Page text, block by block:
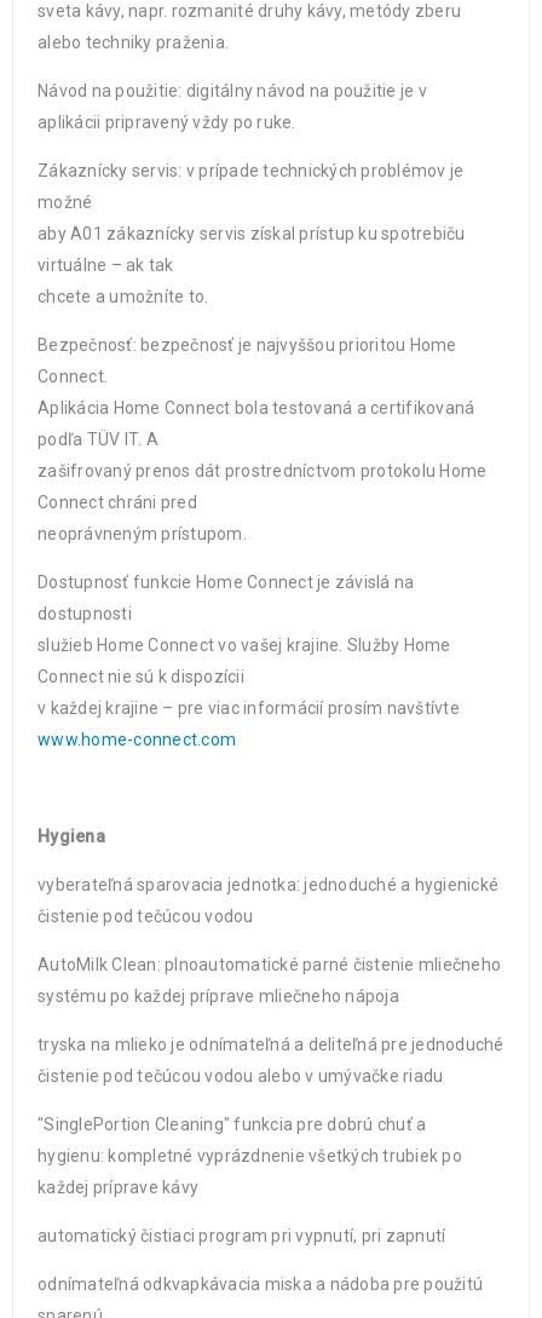
sveta kávy, napr. rozmanité druhy kávy, metódy zberu
alebo techniky praženia.
Návod na použitie: digitálny návod na použitie je v
aplikácii pripravený vždy po ruke.
Zákaznícky servis: v prípade technických problémov je
možné
aby A01 zákaznícky servis získal prístup ku spotrebiču
virtuálne – ak tak
chcete a umožníte to.
Bezpečnosť: bezpečnosť je najvyššou prioritou Home
Connect.
Aplikácia Home Connect bola testovaná a certifikovaná
podľa TÜV IT. A
zašifrovaný prenos dát prostredníctvom protokolu Home
Connect chráni pred
neoprávneným prístupom.
Dostupnosť funkcie Home Connect je závislá na
dostupnosti
služieb Home Connect vo vašej krajine. Služby Home
Connect nie sú k dispozícii
v každej krajine – pre viac informácií prosím navštívte
www.home-connect.com
Hygiena
vyberateľná sparovacia jednotka: jednoduché a hygienické
čistenie pod tečúcou vodou
AutoMilk Clean: plnoautomatické parné čistenie mliečneho
systému po každej príprave mliečneho nápoja
tryska na mlieko je odnímateľná a deliteľná pre jednoduché
čistenie pod tečúcou vodou alebo v umývačke riadu
"SinglePortion Cleaning" funkcia pre dobrú chuť a
hygienu: kompletné vyprázdnenie všetkých trubiek po
každej príprave kávy
automatický čistiaci program pri vypnutí, pri zapnutí
odnímateľná odkvapkávacia miska a nádoba pre použitú